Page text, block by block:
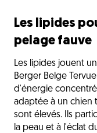
Les lipides
pelage fauve
Les lipides jouent
Berger Belge
d'énergie
adaptée à un chien
sont élevés. Ils
la peau et à l'éclat